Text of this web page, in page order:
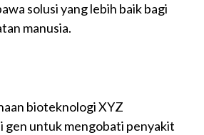
solusi yang lebih baik bagi
manusia.
bioteknologi XYZ
gen untuk mengobati penyakit